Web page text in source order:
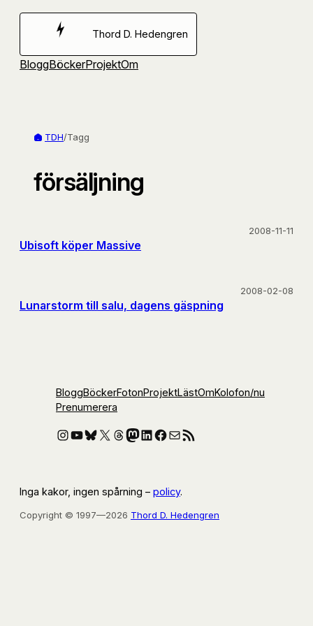
Hoppa
Thord D. Hedengren
BloggBöckerProjektOm
TDH/Tagg
försäljning
Ubisoft köper Massive
2008-11-11
Lunarstorm till salu, dagens gäspning
2008-02-08
BloggBöckerFotonProjektLästOmKolofon/nu
Prenumerera
Instagram
YouTube
Bluesky
X Threads
Mastodon
LinkedIn
Facebook
E-postRSS-flöde
Inga kakor, ingen spårning – policy.
Copyright © 1997—2026 Thord D. Hedengren